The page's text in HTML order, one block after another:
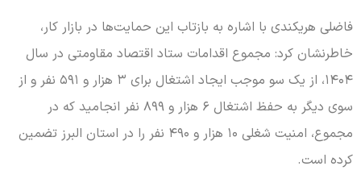
فاضلی هریکندی با اشاره به بازتاب این حمایت‌ها در بازار کار،
خاطرنشان کرد: مجموع اقدامات ستاد اقتصاد مقاومتی در سال
۱۴۰۴، از یک سو موجب ایجاد اشتغال برای ۳ هزار و ۵۹۱ نفر و از
سوی دیگر به حفظ اشتغال ۶ هزار و ۸۹۹ نفر انجامید که در
مجموع، امنیت شغلی ۱۰ هزار و ۴۹۰ نفر را در استان البرز تضمین
کرده است.